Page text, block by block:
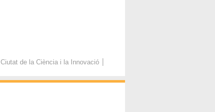
Ciutat de la Ciència i la Innovació